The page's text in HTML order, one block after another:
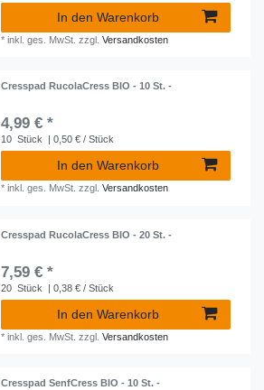
In den Warenkorb
*inkl. ges. MwSt. zzgl.Versandkosten
Cresspad RucolaCress BIO - 10 St. -
4,99 € *
10 Stück | 0,50 € / Stück
In den Warenkorb
*inkl. ges. MwSt. zzgl.Versandkosten
Cresspad RucolaCress BIO - 20 St. -
7,59 € *
20 Stück | 0,38 € / Stück
In den Warenkorb
*inkl. ges. MwSt. zzgl.Versandkosten
Cresspad SenfCress BIO - 10 St. -